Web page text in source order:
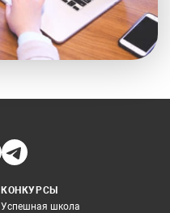
КОНКУРСЫ
Успешная школа